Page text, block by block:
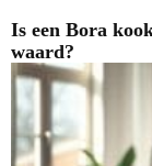
Is een Bora
waard?